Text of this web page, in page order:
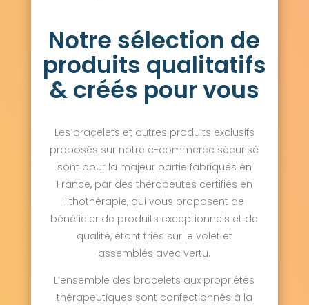
Notre sélection de
produits qualitatifs
& créés pour vous
Les bracelets et autres produits exclusifs
proposés sur notre e-commerce sécurisé
sont pour la majeur partie fabriqués en
France, par des thérapeutes certifiés en
lithothérapie, qui vous proposent de
bénéficier de produits exceptionnels et de
qualité, étant triés sur le volet et
assemblés avec vertu.
L’ensemble des bracelets aux propriétés
thérapeutiques sont confectionnés à la